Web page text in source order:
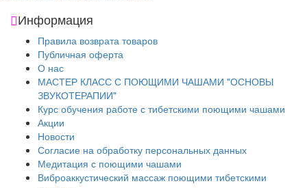
Информация
Правила возврата товаров
Публичная оферта
О нас
МАСТЕР КЛАСС С ПОЮЩИМИ ЧАШАМИ "ОСНОВЫ
ЗВУКОТЕРАПИИ"
Курс обучения работе с тибетскими поющими чашами
Акции
Новости
Согласие на обработку персональных данных
Медитация с поющими чашами
Виброаккустический массаж поющими тибетскими